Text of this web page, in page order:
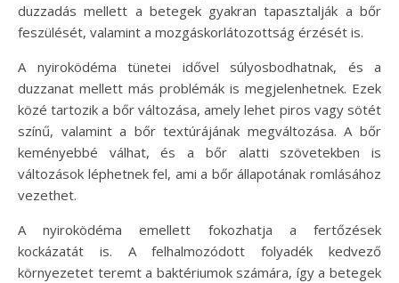
duzzadás mellett a betegek gyakran tapasztalják a bőr
feszülését, valamint a mozgáskorlátozottság érzését is.
A nyiroködéma tünetei idővel súlyosbodhatnak, és a
duzzanat mellett más problémák is megjelenhetnek. Ezek
közé tartozik a bőr változása, amely lehet piros vagy sötét
színű, valamint a bőr textúrájának megváltozása. A bőr
keményebbé válhat, és a bőr alatti szövetekben is
változások léphetnek fel, ami a bőr állapotának romlásához
vezethet.
A nyiroködéma emellett fokozhatja a fertőzések
kockázatát is. A felhalmozódott folyadék kedvező
környezetet teremt a baktériumok számára, így a betegek